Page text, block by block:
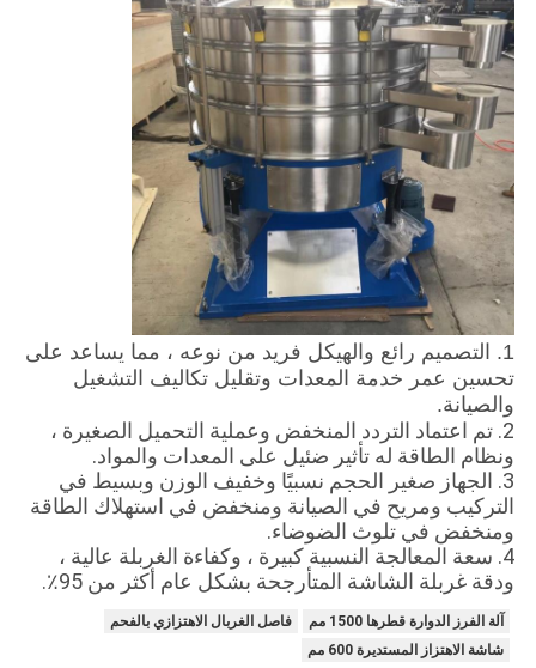
1. التصميم رائع والهيكل فريد من نوعه ، مما يساعد على
تحسين عمر خدمة المعدات وتقليل تكاليف التشغيل
والصيانة.
2. تم اعتماد التردد المنخفض وعملية التحميل الصغيرة ،
ونظام الطاقة له تأثير ضئيل على المعدات والمواد.
3. الجهاز صغير الحجم نسبيًا وخفيف الوزن وبسيط في
التركيب ومريح في الصيانة ومنخفض في استهلاك الطاقة
ومنخفض في تلوث الضوضاء.
4. سعة المعالجة النسبية كبيرة ، وكفاءة الغربلة عالية ،
ودقة غربلة الشاشة المتأرجحة بشكل عام أكثر من 95٪.
آلة الفرز الدوارة قطرها 1500 مم
فاصل الغربال الاهتزازي بالفحم
شاشة الاهتزاز المستديرة 600 مم